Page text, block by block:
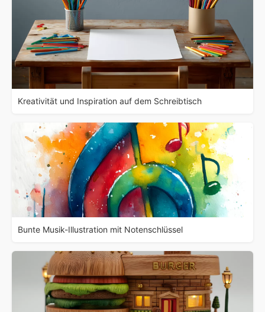
Kreativität und Inspiration auf dem Schreibtisch
Bunte Musik-Illustration mit Notenschlüssel